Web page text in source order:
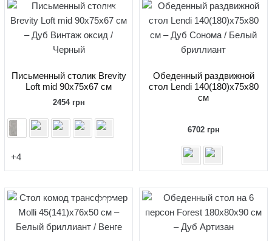
FREE
Письменный столик Brevity
Loft mid 90x75x67 см
2454 грн
+4
Обеденный раздвижной
стол Lendi 140(180)x75x80
см
6702 грн
FREE